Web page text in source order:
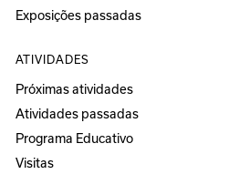
Exposições passadas
ATIVIDADES
Próximas atividades
Atividades passadas
Programa Educativo
Visitas